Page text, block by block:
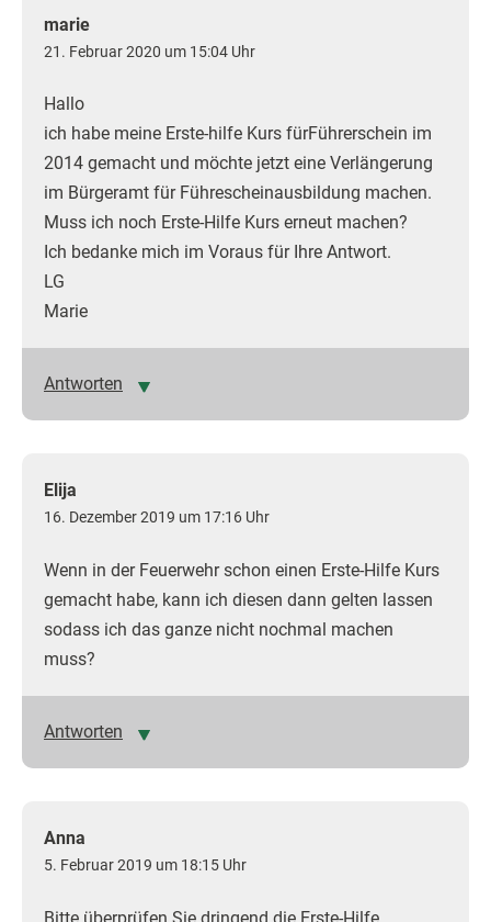
marie
21. Februar 2020 um 15:04 Uhr
Hallo
ich habe meine Erste-hilfe Kurs fürFührerschein im
2014 gemacht und möchte jetzt eine Verlängerung
im Bürgeramt für Führescheinausbildung machen.
Muss ich noch Erste-Hilfe Kurs erneut machen?
Ich bedanke mich im Voraus für Ihre Antwort.
LG
Marie
Antworten
Elija
16. Dezember 2019 um 17:16 Uhr
Wenn in der Feuerwehr schon einen Erste-Hilfe Kurs
gemacht habe, kann ich diesen dann gelten lassen
sodass ich das ganze nicht nochmal machen
muss?
Antworten
Anna
5. Februar 2019 um 18:15 Uhr